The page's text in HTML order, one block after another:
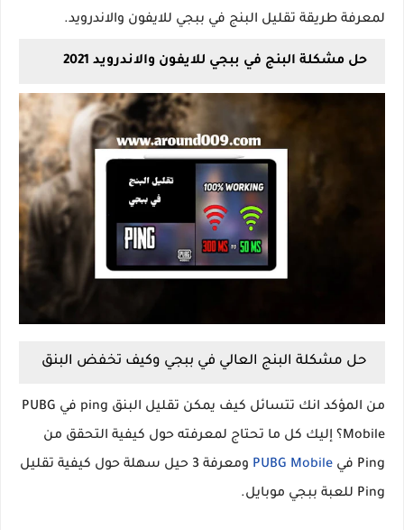
لمعرفة طريقة تقليل البنج في ببجي للايفون والاندرويد.
حل مشكلة البنج في ببجي للايفون والاندرويد 2021
حل مشكلة البنج العالي في ببجي وكيف تخفض البنق
من المؤكد انك تتسائل كيف يمكن تقليل البنق ping في PUBG
Mobile؟ إليك كل ما تحتاج لمعرفته حول كيفية التحقق من
Ping في
PUBG Mobile
ومعرفة 3 حيل سهلة حول كيفية تقليل
Ping للعبة ببجي موبايل.